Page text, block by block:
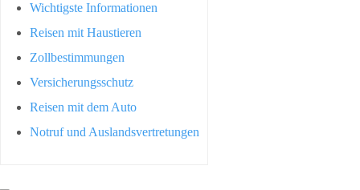
Wichtigste Informationen
Reisen mit Haustieren
Zollbestimmungen
Versicherungsschutz
Reisen mit dem Auto
Notruf und Auslandsvertretungen